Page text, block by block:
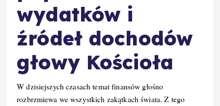
wydatków i
źródeł dochodów
głowy Kościoła
W dzisiejszych czasach temat finansów głośno
rozbrzmiewa we wszystkich zakątkach świata. Z tego